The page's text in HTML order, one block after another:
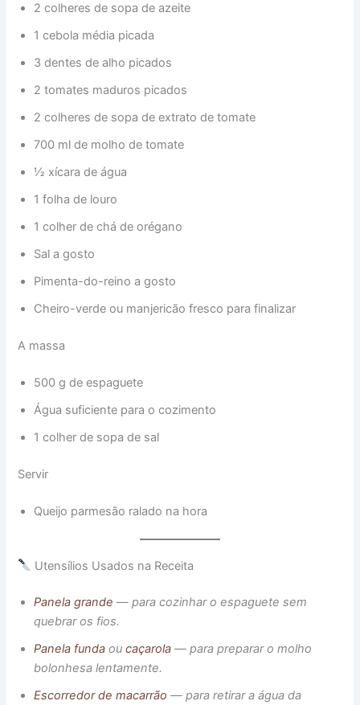
2 colheres de sopa de azeite
1 cebola média picada
3 dentes de alho picados
2 tomates maduros picados
2 colheres de sopa de extrato de tomate
700 ml de molho de tomate
½ xícara de água
1 folha de louro
1 colher de chá de orégano
Sal a gosto
Pimenta-do-reino a gosto
Cheiro-verde ou manjericão fresco para finalizar
A massa
500 g de espaguete
Água suficiente para o cozimento
1 colher de sopa de sal
Servir
Queijo parmesão ralado na hora
Utensílios Usados na Receita
Panela grande — para cozinhar o espaguete sem
quebrar os fios.
Panela funda oucaçarola — para preparar o molho
bolonhesa lentamente.
Escorredor de macarrão — para retirar a água da